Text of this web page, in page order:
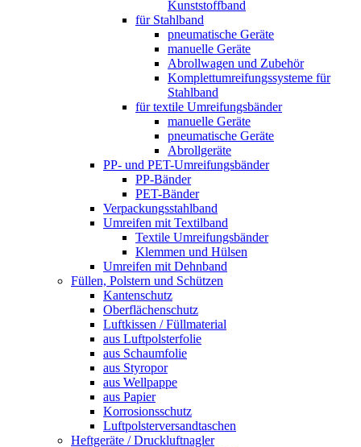
Kunststoffband
für Stahlband
pneumatische Geräte
manuelle Geräte
Abrollwagen und Zubehör
Komplettumreifungssysteme für
Stahlband
für textile Umreifungsbänder
manuelle Geräte
pneumatische Geräte
Abrollgeräte
PP- und PET-Umreifungsbänder
PP-Bänder
PET-Bänder
Verpackungsstahlband
Umreifen mit Textilband
Textile Umreifungsbänder
Klemmen und Hülsen
Umreifen mit Dehnband
Füllen, Polstern und Schützen
Kantenschutz
Oberflächenschutz
Luftkissen / Füllmaterial
aus Luftpolsterfolie
aus Schaumfolie
aus Styropor
aus Wellpappe
aus Papier
Korrosionsschutz
Luftpolsterversandtaschen
Heftgeräte / Druckluftnagler